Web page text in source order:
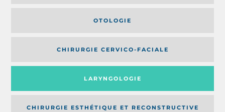
OTOLOGIE
CHIRURGIE CERVICO-FACIALE
LARYNGOLOGIE
CHIRURGIE ESTHÉTIQUE ET RECONSTRUCTIVE